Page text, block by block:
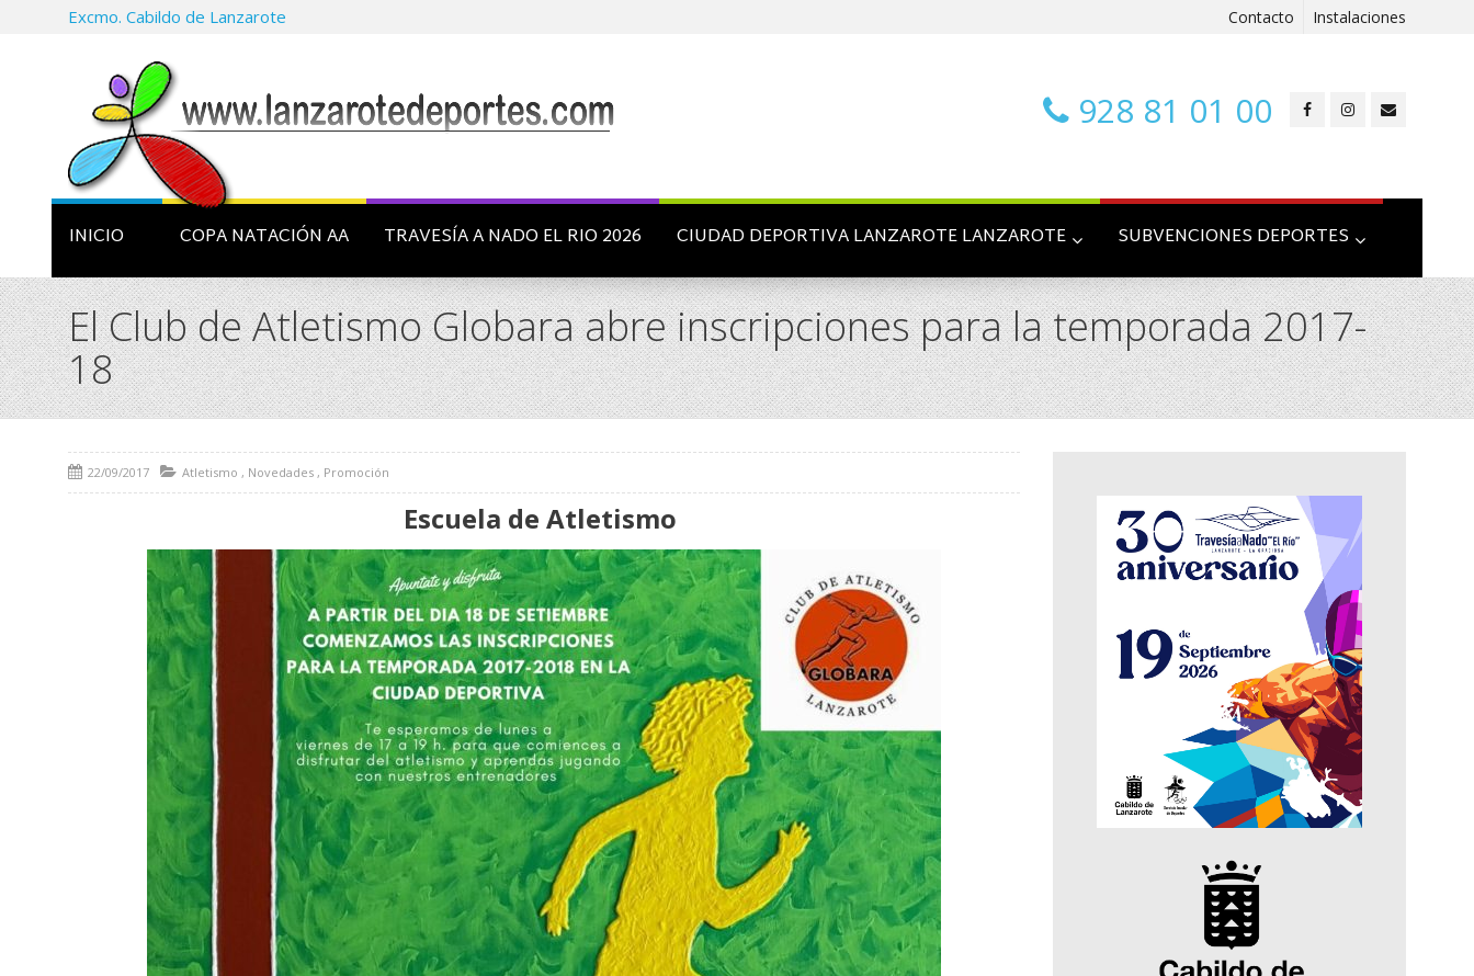
Excmo. Cabildo de Lanzarote Contacto Instalaciones
928 81 01 00
INICIO COPA NATACIÓN AA TRAVESÍA A NADO EL RIO 2026 CIUDAD DEPORTIVA LANZAROTE LANZAROTE SUBVENCIONES DEPORTES
El Club de Atletismo Globara abre inscripciones para la temporada 2017-
18
22/09/2017 Atletismo , Novedades , Promoción
Escuela de Atletismo